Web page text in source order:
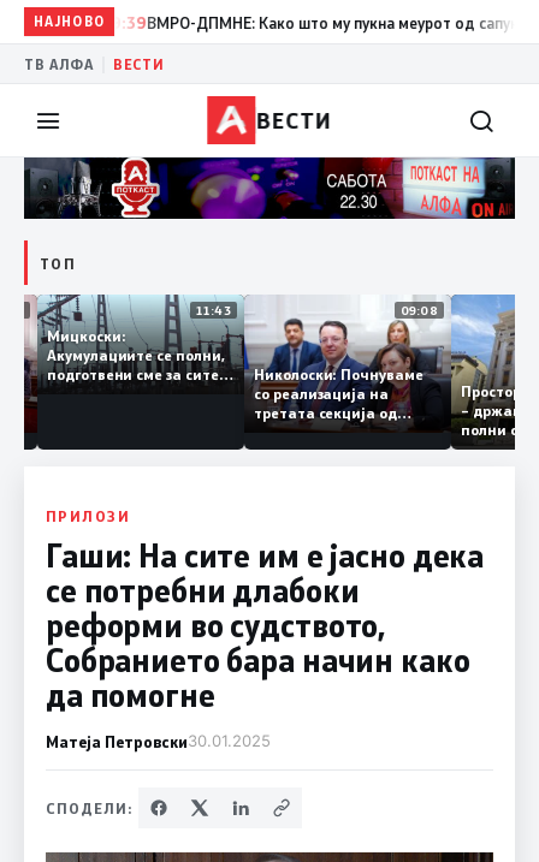
НАЈНОВО
19:39 ВМРО-ДПМНЕ: Како што му пукна меурот од сапуница
ТВ АЛФА ВЕСТИ
ВЕСТИ
ТОП
12:03
за
11:43
Мицкоски:
Акумулациите се полни,
подготвени сме за сите
ризици, не размислување
09:08
Николоски: Почнуваме
со реализација на
третата секција од
железничкиот Коридор
8, Македонија станува
–
полни
ПРИЛОЗИ
Гаши: На сите им е јасно дека
се потребни длабоки
реформи во судството,
Собранието бара начин како
да помогне
Матеја Петровски30.01.2025
СПОДЕЛИ: